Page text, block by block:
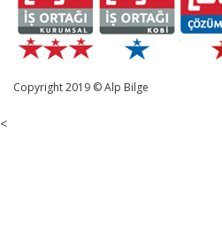
Copyright 2019 © Alp Bilge
<